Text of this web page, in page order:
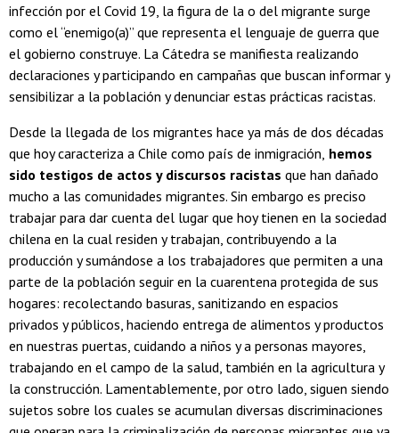
infección por el Covid 19, la figura de la o del migrante surge
como el “enemigo(a)” que representa el lenguaje de guerra que
el gobierno construye. La Cátedra se manifiesta realizando
declaraciones y participando en campañas que buscan informar y
sensibilizar a la población y denunciar estas prácticas racistas.
Desde la llegada de los migrantes hace ya más de dos décadas
que hoy caracteriza a Chile como país de inmigración, hemos
sido testigos de actos y discursos racistas que han dañado
mucho a las comunidades migrantes. Sin embargo es preciso
trabajar para dar cuenta del lugar que hoy tienen en la sociedad
chilena en la cual residen y trabajan, contribuyendo a la
producción y sumándose a los trabajadores que permiten a una
parte de la población seguir en la cuarentena protegida de sus
hogares: recolectando basuras, sanitizando en espacios
privados y públicos, haciendo entrega de alimentos y productos
en nuestras puertas, cuidando a niños y a personas mayores,
trabajando en el campo de la salud, también en la agricultura y
la construcción. Lamentablemente, por otro lado, siguen siendo
sujetos sobre los cuales se acumulan diversas discriminaciones